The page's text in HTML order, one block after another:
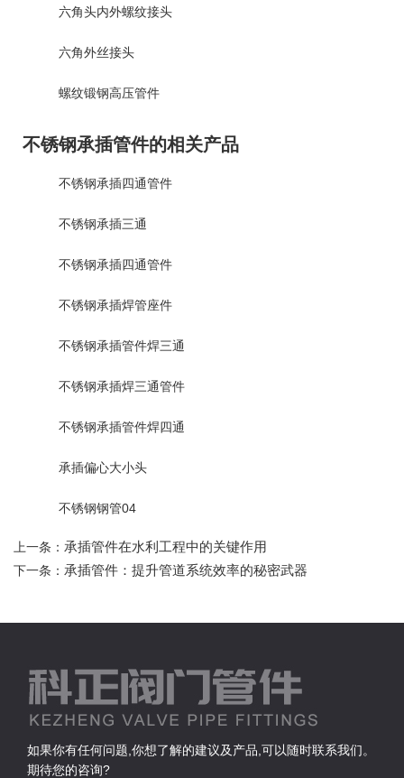
六角头内外螺纹接头
六角外丝接头
螺纹锻钢高压管件
不锈钢承插管件的相关产品
不锈钢承插四通管件
不锈钢承插三通
不锈钢承插四通管件
不锈钢承插焊管座件
不锈钢承插管件焊三通
不锈钢承插焊三通管件
不锈钢承插管件焊四通
承插偏心大小头
不锈钢钢管04
上一条： 承插管件在水利工程中的关键作用
下一条： 承插管件：提升管道系统效率的秘密武器
如果你有任何问题,你想了解的建议及产品,可以随时联系我们。
期待您的咨询?